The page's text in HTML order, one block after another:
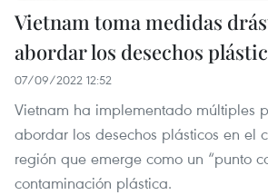
Vietnam toma medidas
abordar los desechos
07/09/2022 12:52
Vietnam ha implementado múltiples
abordar los desechos plásticos en el
región que emerge como un “punto
contaminación plástica.